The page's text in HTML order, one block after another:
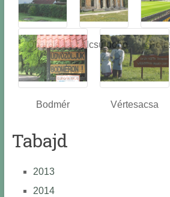
Óbarok
Alcsútdobo
z
Bodmér Vértesacsa
Tabajd
2013
2014